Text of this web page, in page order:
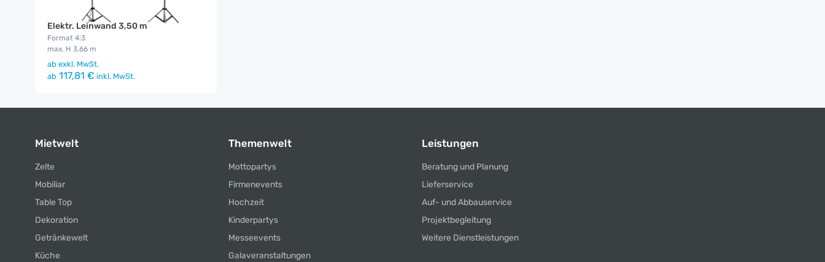
Elektr. Leinwand 3,50 m
Format 4:3
max. H 3,66 m
ab exkl. MwSt.
ab 117,81 € inkl. MwSt.
Mietwelt
Zelte
Mobiliar
Table Top
Dekoration
Getränkewelt
Küche
Themenwelt
Mottopartys
Firmenevents
Hochzeit
Kinderpartys
Messeevents
Galaveranstaltungen
Leistungen
Beratung und Planung
Lieferservice
Auf- und Abbauservice
Projektbegleitung
Weitere Dienstleistungen